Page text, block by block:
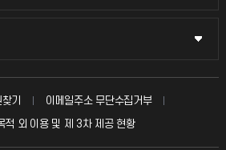
기
이메일주소 무단수집거부
적 외 이용 및 제 3차 제공 현황